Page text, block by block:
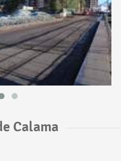
Calama